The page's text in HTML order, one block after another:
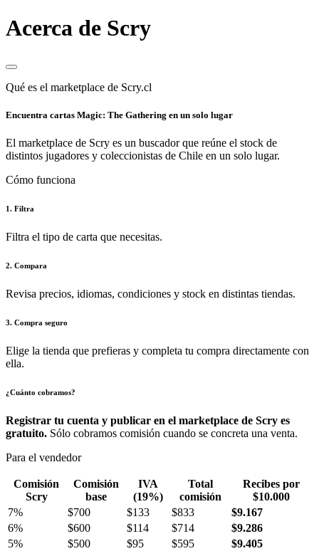
Acerca de Scry
Qué es el marketplace de Scry.cl
Encuentra cartas Magic: The Gathering en un solo lugar
El marketplace de Scry es un buscador que reúne el stock de
distintos jugadores y coleccionistas de Chile en un solo lugar.
Cómo funciona
1. Filtra
Filtra el tipo de carta que necesitas.
2. Compara
Revisa precios, idiomas, condiciones y stock en distintas tiendas.
3. Compra seguro
Elige la tienda que prefieras y completa tu compra directamente con
ella.
¿Cuánto cobramos?
Registrar tu cuenta y publicar en el marketplace de Scry es
gratuito. Sólo cobramos comisión cuando se concreta una venta.
Para el vendedor
Comisión
Scry
Comisión
base
IVA
(19%)
Total
comisión
Recibes por
$10.000
7%
$700 $133 $833
$9.167
6%
$600 $114 $714
$9.286
5%
$500 $95 $595 $9.405